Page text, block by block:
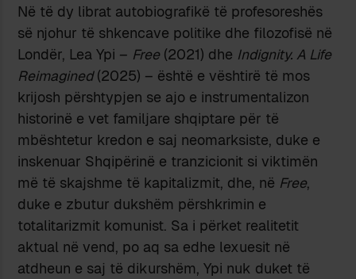
Në të dy librat autobiografikë të profesoreshës
së njohur të shkencave politike dhe filozofisë në
Londër, Lea Ypi – Free (2021) dhe Indignity. A Life
Reimagined(2025) – është e vështirë të mos
krijosh përshtypjen se ajo e instrumentalizon
historinë e vet familjare shqiptare për të
mbështetur kredon e saj neomarksiste, duke e
inskenuar Shqipërinë e tranzicionit si viktimën
më të skajshme të kapitalizmit, dhe, në Free,
duke e zbutur dukshëm përshkrimin e
totalitarizmit komunist. Sa i përket realitetit
aktual në vend, po aq sa edhe lexuesit në
atdheun e saj të dikurshëm, Ypi nuk duket të